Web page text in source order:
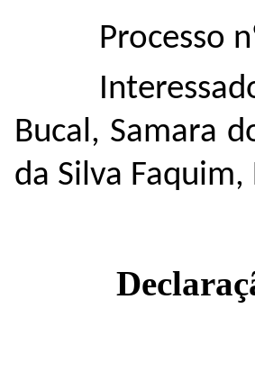
Processo
Bucal, Samara
da Silva